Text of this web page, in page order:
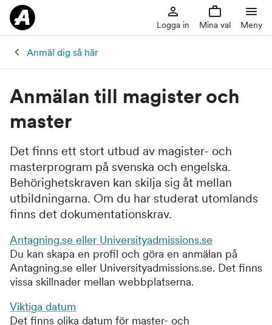
Logga in Mina val Meny
Anmäl dig så här
Anmälan till magister och
master
Det finns ett stort utbud av magister- och
masterprogram på svenska och engelska.
Behörighetskraven kan skilja sig åt mellan
utbildningarna. Om du har studerat utomlands
finns det dokumentationskrav.
Antagning.se eller Universityadmissions.se
Du kan skapa en profil och göra en anmälan på
Antagning.se eller Universityadmissions.se. Det finns
vissa skillnader mellan webbplatserna.
Viktiga datum
Det finns olika datum för master- och